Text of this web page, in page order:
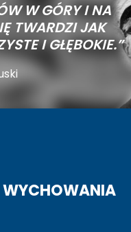
W GÓRY I NA
TWARDZI JAK
I GŁĘBOKIE.”
WYCHOWANIA